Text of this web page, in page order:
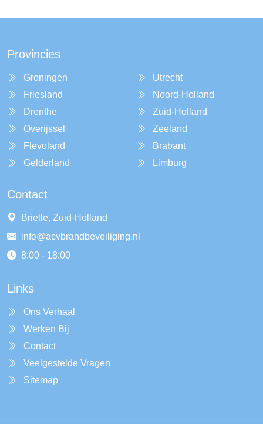
Provincies
Groningen
Friesland
Drenthe
Overijssel
Flevoland
Gelderland
Utrecht
Noord-Holland
Zuid-Holland
Zeeland
Brabant
Limburg
Contact
Brielle, Zuid-Holland
info@acvbrandbeveiliging.nl
8:00 - 18:00
Links
Ons Verhaal
Werken Bij
Contact
Veelgestelde Vragen
Sitemap